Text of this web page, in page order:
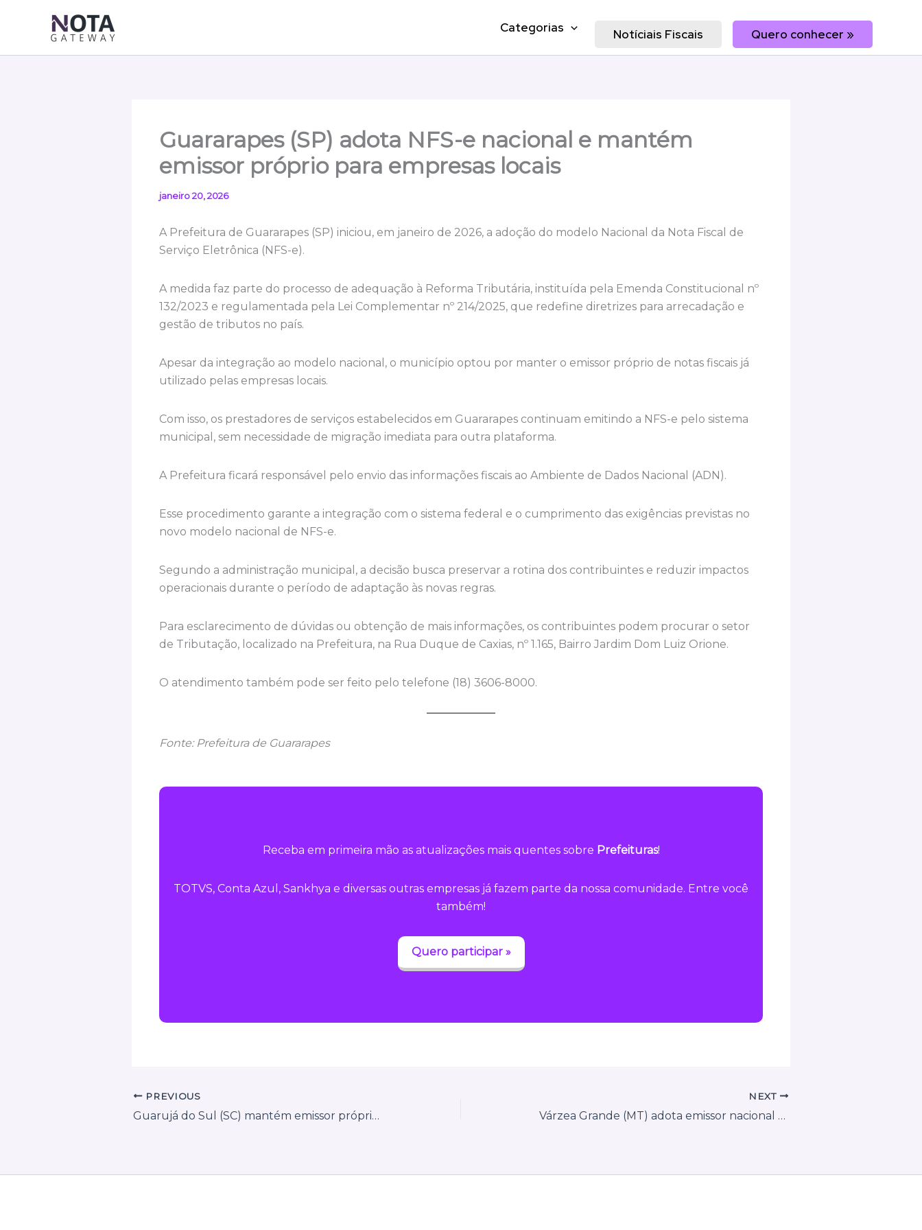
Categorias Notíciais Fiscais Quero conhecer »
Guararapes (SP) adota NFS-e nacional e mantém
emissor próprio para empresas locais
janeiro 20, 2026
A Prefeitura de Guararapes (SP) iniciou, em janeiro de 2026, a adoção do modelo Nacional da Nota Fiscal de
Serviço Eletrônica (NFS-e).
A medida faz parte do processo de adequação à Reforma Tributária, instituída pela Emenda Constitucional nº
132/2023 e regulamentada pela Lei Complementar nº 214/2025, que redefine diretrizes para arrecadação e
gestão de tributos no país.
Apesar da integração ao modelo nacional, o município optou por manter o emissor próprio de notas fiscais já
utilizado pelas empresas locais.
Com isso, os prestadores de serviços estabelecidos em Guararapes continuam emitindo a NFS-e pelo sistema
municipal, sem necessidade de migração imediata para outra plataforma.
A Prefeitura ficará responsável pelo envio das informações fiscais ao Ambiente de Dados Nacional (ADN).
Esse procedimento garante a integração com o sistema federal e o cumprimento das exigências previstas no
novo modelo nacional de NFS-e.
Segundo a administração municipal, a decisão busca preservar a rotina dos contribuintes e reduzir impactos
operacionais durante o período de adaptação às novas regras.
Para esclarecimento de dúvidas ou obtenção de mais informações, os contribuintes podem procurar o setor
de Tributação, localizado na Prefeitura, na Rua Duque de Caxias, nº 1.165, Bairro Jardim Dom Luiz Orione.
O atendimento também pode ser feito pelo telefone (18) 3606-8000.
Fonte: Prefeitura de Guararapes
Receba em primeira mão as atualizações mais quentes sobre Prefeituras!
TOTVS, Conta Azul, Sankhya e diversas outras empresas já fazem parte da nossa comunidade. Entre você
também!
Quero participar »
PREVIOUS
Guarujá do Sul (SC) mantém emissor próprio de NFS-e integrado ao padrão nacional
NEXT
Várzea Grande (MT) adota emissor nacional de NFS-e e padroniza emissão de notas de serviços